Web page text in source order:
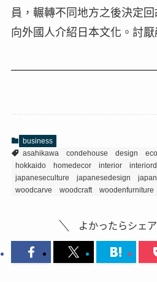
員，輾轉不同地方之後決定
向外國人介紹日本文化。討厭
business
asahikawa
condehouse design
hokkaido
homedecor interior
japaneseculture
japanesedesign
woodcarve
woodcraft woodenfurniture
よかったらシェ